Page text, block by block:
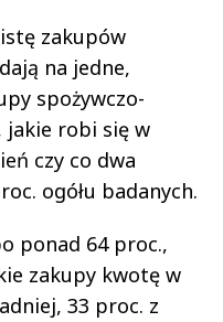
zakupów
na jedne,
spożywczo-
robi się w
czy co dwa
ogółu badanych.
ponad 64 proc.,
zakupy kwotę w
33 proc. z